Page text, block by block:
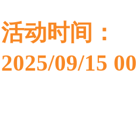
活动时间：
2025/09/15 0